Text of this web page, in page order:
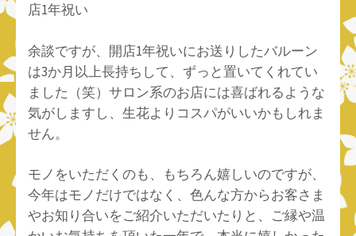
店1年祝い
余談ですが、開店1年祝いにお送りしたバルーン
は3か月以上長持ちして、ずっと置いてくれてい
ました（笑）サロン系のお店には喜ばれるような
気がしますし、生花よりコスパがいいかもしれま
せん。
モノをいただくのも、もちろん嬉しいのですが、
今年はモノだけではなく、色んな方からお客さま
やお知り合いをご紹介いただいたりと、ご縁や温